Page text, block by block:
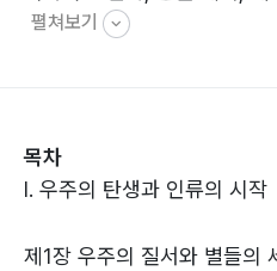
역사의 40개 주요 전환점을
연결하는 통찰을 제공합니다.
펼쳐보기
목차
I. 우주의 탄생과 인류의 시작
제1장 우주의 질서와 별들의